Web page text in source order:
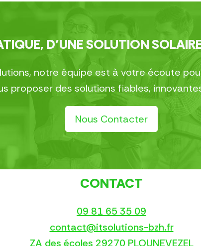
D’UNE SOLUTION
notre équipe est à votre écoute
proposer des solutions fiables,
Nous Contacter
CONTACT
09 81 65 35 09
contact@itsolutions-bzh.fr
ZA des écoles 29270 PLOUNEVEZEL